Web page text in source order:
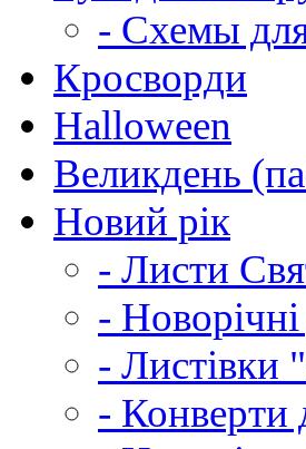
- Схемы
Кросворди
Halloween
Великдень
Новий рік
- Листи
-
-
-